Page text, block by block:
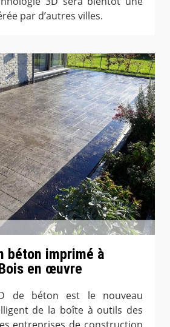
par d’autres villes.
béton imprimé à
en œuvre
de béton est le nouveau
de la boîte à outils des